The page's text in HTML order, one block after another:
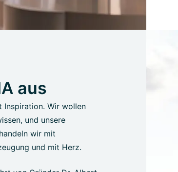
aus
Inspiration. Wir wollen
und unsere
wir mit
und mit Herz.